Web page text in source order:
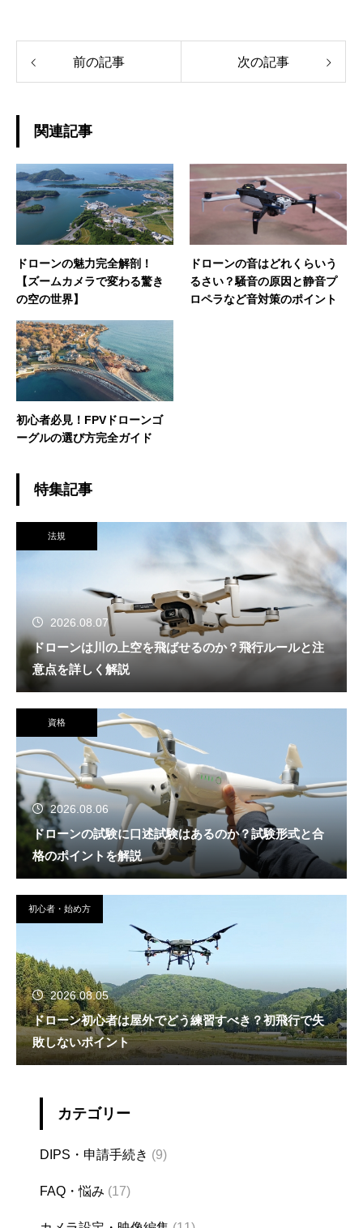
前の記事 次の記事
関連記事
ドローンの魅力完全解剖！
【ズームカメラで変わる驚き
の空の世界】
ドローンの音はどれくらいう
るさい？騒音の原因と静音プ
ロペラなど音対策のポイント
初心者必見！FPVドローンゴ
ーグルの選び方完全ガイド
特集記事
法規
2026.08.07
ドローンは川の上空を飛ばせるのか？飛行ルールと注
意点を詳しく解説
資格
2026.08.06
ドローンの試験に口述試験はあるのか？試験形式と合
格のポイントを解説
初心者・始め方
2026.08.05
ドローン初心者は屋外でどう練習すべき？初飛行で失
敗しないポイント
カテゴリー
DIPS・申請手続き (9)
FAQ・悩み (17)